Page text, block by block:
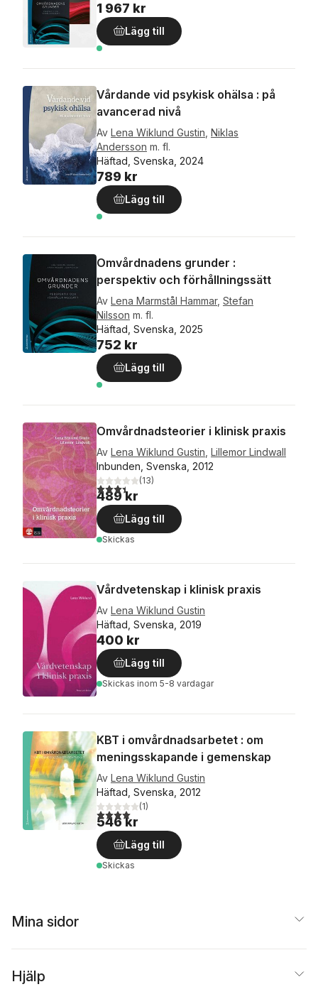
1 967 kr
Lägg till
Vårdande vid psykisk ohälsa : på
avancerad nivå
Av Lena Wiklund Gustin Niklas
Andersson m. fl.
Häftad, Svenska, 2024
789 kr
Lägg till
Omvårdnadens grunder :
perspektiv och förhållningssätt
Av Lena Marmstål Hammar, Stefan
Nilsson m. fl.
Häftad, Svenska, 2025
752 kr
Lägg till
Omvårdnadsteorier i klinisk praxis
Av Lena Wiklund Gustin Lillemor Lindwall
Inbunden, Svenska, 2012
3,4utav 5 stjärnor. Totalt antal röster:
(13)
489 kr
Lägg till
Skickas
Vårdvetenskap i klinisk praxis
Av Lena Wiklund Gustin
Häftad, Svenska, 2019
400 kr
Lägg till
Skickas inom 5-8 vardagar
KBT i omvårdnadsarbetet : om
meningsskapande i gemenskap
Av Lena Wiklund Gustin
Häftad, Svenska, 2012
4,0utav 5 stjärnor. Totalt antal röster:
(1)
546 kr
Lägg till
Skickas
Mina sidor
Hjälp